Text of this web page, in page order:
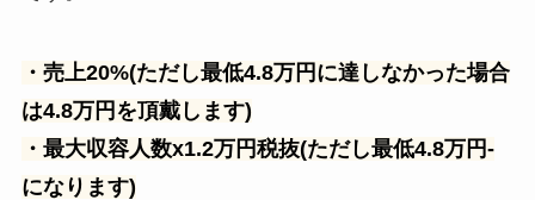
・売上20%(ただし最低4.8万円に達しなかった場合
は4.8万円を頂戴します)
・最大収容人数x1.2万円税抜(ただし最低4.8万円-
になります)